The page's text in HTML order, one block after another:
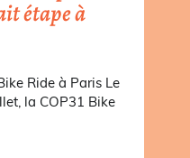
étape à
Ride à Paris Le
la COP31 Bike